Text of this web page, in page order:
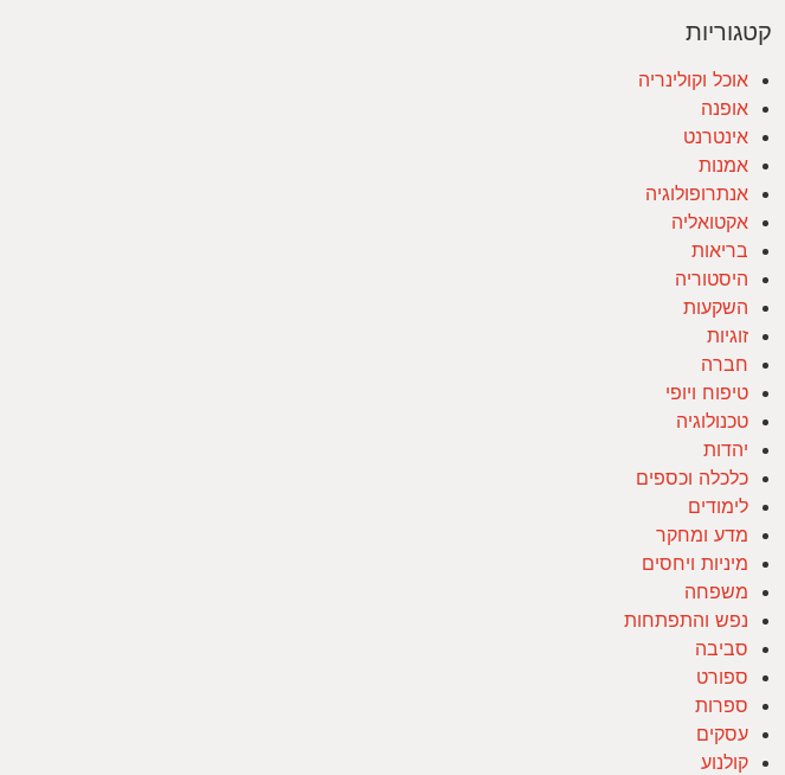
קטגוריות
אוכל וקולינריה
אופנה
אינטרנט
אמנות
אנתרופולוגיה
אקטואליה
בריאות
היסטוריה
השקעות
זוגיות
חברה
טיפוח ויופי
טכנולוגיה
יהדות
כלכלה וכספים
לימודים
מדע ומחקר
מיניות ויחסים
משפחה
נפש והתפתחות
סביבה
ספורט
ספרות
עסקים
קולנוע